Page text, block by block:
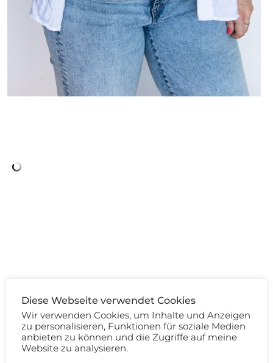
High Waisted und weites Bein
Eine Kombination, um die ich bisher einen großen
Diese Webseite verwendet Cookies
Wir verwenden Cookies, um Inhalte und Anzeigen
zu personalisieren, Funktionen für soziale Medien
anbieten zu können und die Zugriffe auf meine
Website zu analysieren.